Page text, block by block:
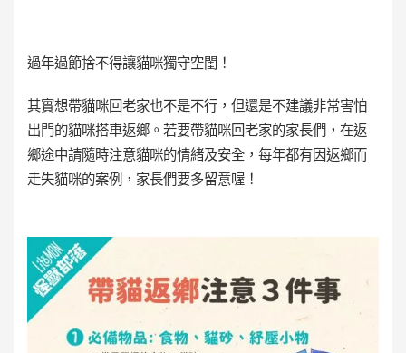
過年過節捨不得讓貓咪獨守空閨！
其實想帶貓咪回老家也不是不行，但還是不建議非常害怕
出門的貓咪搭車返鄉。若要帶貓咪回老家的家長們，在返
鄉途中請隨時注意貓咪的情緒及安全，每年都有因返鄉而
走失貓咪的案例，家長們要多留意喔！